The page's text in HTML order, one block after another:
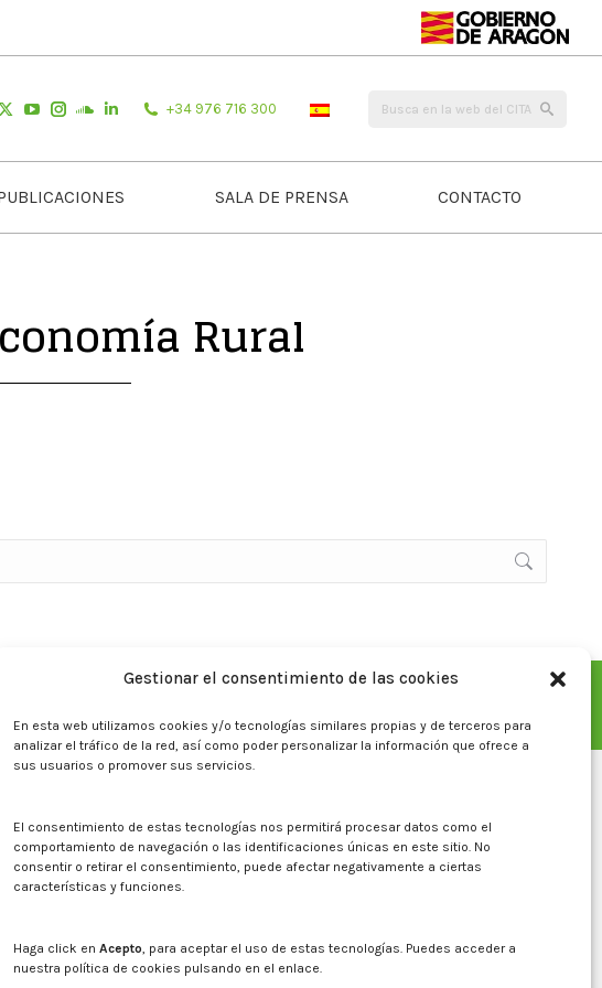
Gestionar el consentimiento de las cookies
En esta web utilizamos cookies y/o tecnologías similares propias y de terceros para
analizar el tráfico de la red, así como poder personalizar la información que ofrece a
sus usuarios o promover sus servicios.
El consentimiento de estas tecnologías nos permitirá procesar datos como el
comportamiento de navegación o las identificaciones únicas en este sitio. No
consentir o retirar el consentimiento, puede afectar negativamente a ciertas
características y funciones.
Haga click en Acepto, para aceptar el uso de estas tecnologías. Puedes acceder a
nuestra política de cookies pulsando en el enlace.
+34 976 716 300
SALA DE PRENSA CONTACTO
Rural